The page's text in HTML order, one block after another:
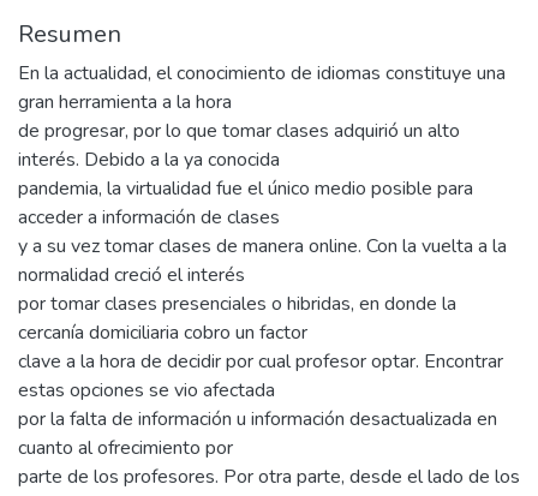
Resumen
En la actualidad, el conocimiento de idiomas constituye una
gran herramienta a la hora
de progresar, por lo que tomar clases adquirió un alto
interés. Debido a la ya conocida
pandemia, la virtualidad fue el único medio posible para
acceder a información de clases
y a su vez tomar clases de manera online. Con la vuelta a la
normalidad creció el interés
por tomar clases presenciales o hibridas, en donde la
cercanía domiciliaria cobro un factor
clave a la hora de decidir por cual profesor optar. Encontrar
estas opciones se vio afectada
por la falta de información u información desactualizada en
cuanto al ofrecimiento por
parte de los profesores. Por otra parte, desde el lado de los